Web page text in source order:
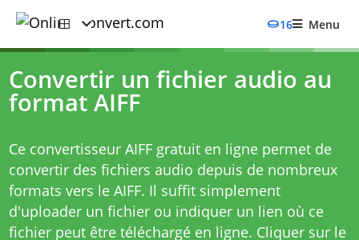
16 Menu
Convertir un fichier audio au
format AIFF
Ce convertisseur AIFF gratuit en ligne permet de
convertir des fichiers audio depuis de nombreux
formats vers le AIFF. Il suffit simplement
d'uploader un fichier ou indiquer un lien où ce
fichier peut être téléchargé en ligne. Cliquer sur le